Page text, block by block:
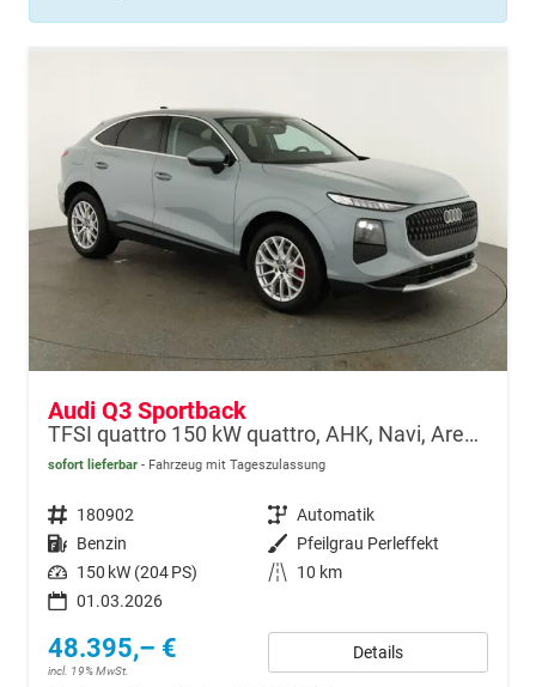
Audi Q3 Sportback
TFSI quattro 150 kW quattro, AHK, Navi, AreaView, Side, Sound, Winter, 18-Zoll
sofort lieferbar Fahrzeug mit Tageszulassung
Fahrzeugnr. 180902 Getriebe Automatik
Kraftstoff Benzin Außenfarbe Pfeilgrau Perleffekt
Leistung 150 kW (204 PS) Kilometerstand
10 km
01.03.2026
48.395,– €
incl. 19% MwSt.
Details